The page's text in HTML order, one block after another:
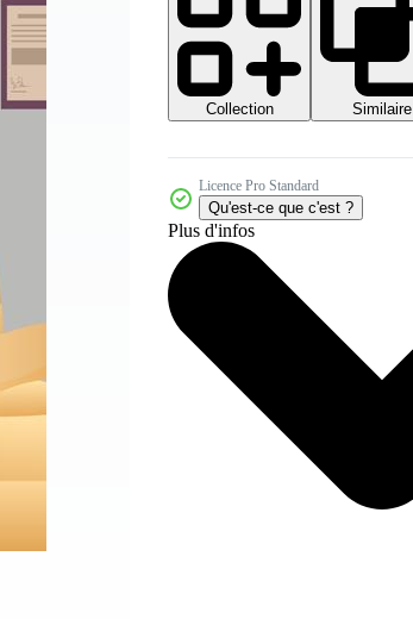
Collection
Similaire
Licence Pro Standard
Qu'est-ce que c'est ?
Plus d'infos